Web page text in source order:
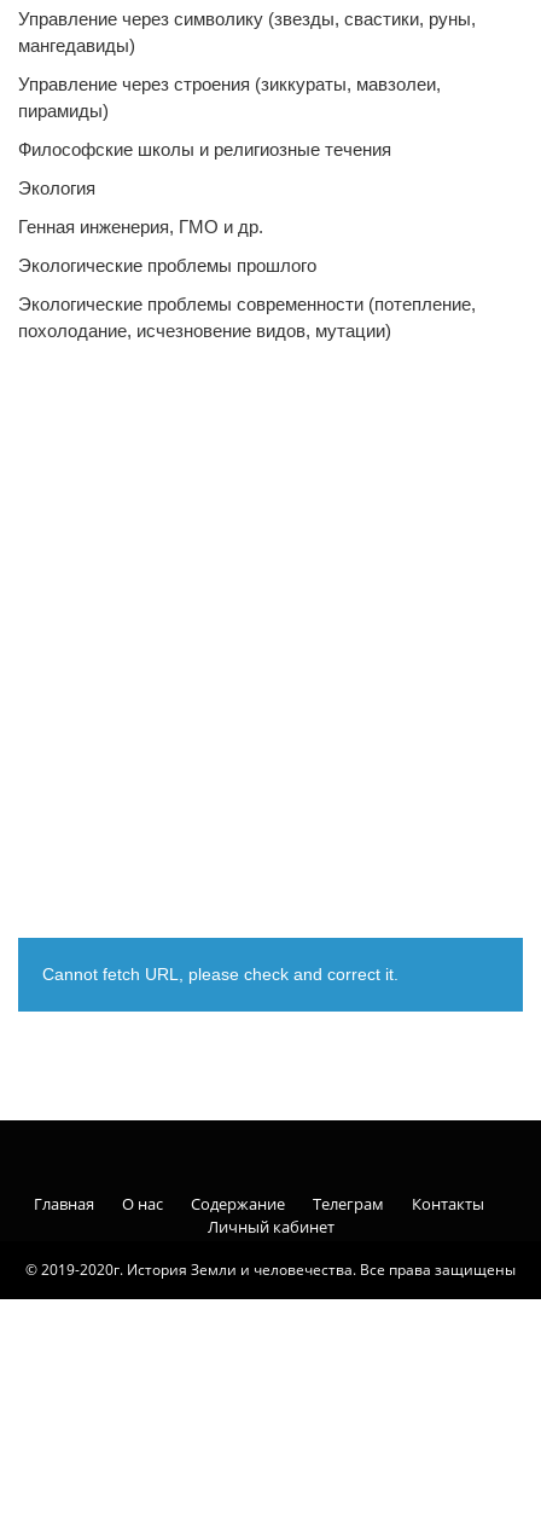
Управление через символику (звезды, свастики, руны,
мангедавиды)
Управление через строения (зиккураты, мавзолеи,
пирамиды)
Философские школы и религиозные течения
Экология
Генная инженерия, ГМО и др.
Экологические проблемы прошлого
Экологические проблемы современности (потепление,
похолодание, исчезновение видов, мутации)
Cannot fetch URL, please check and correct it.
© 2019-2020г. История Земли и человечества. Все права защищены
Главная О нас Содержание Телеграм
Контакты
Личный кабинет